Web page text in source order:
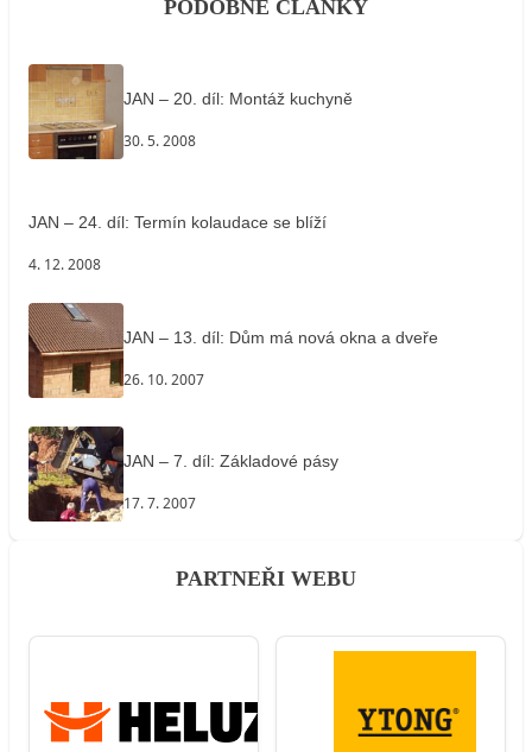
PODOBNÉ ČLÁNKY
JAN – 20. díl: Montáž kuchyně
30. 5. 2008
JAN – 24. díl: Termín kolaudace se blíží
4. 12. 2008
JAN – 13. díl: Dům má nová okna a dveře
26. 10. 2007
JAN – 7. díl: Základové pásy
17. 7. 2007
PARTNEŘI WEBU